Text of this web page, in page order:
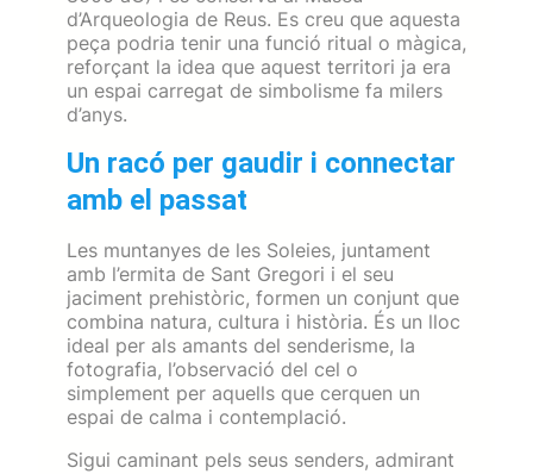
d’Arqueologia de Reus. Es creu que aquesta
peça podria tenir una funció ritual o màgica,
reforçant la idea que aquest territori ja era
un espai carregat de simbolisme fa milers
d’anys.
Un racó per gaudir i connectar
amb el passat
Les muntanyes de les Soleies, juntament
amb l’ermita de Sant Gregori i el seu
jaciment prehistòric, formen un conjunt que
combina natura, cultura i història. És un lloc
ideal per als amants del senderisme, la
fotografia, l’observació del cel o
simplement per aquells que cerquen un
espai de calma i contemplació.
Sigui caminant pels seus senders, admirant